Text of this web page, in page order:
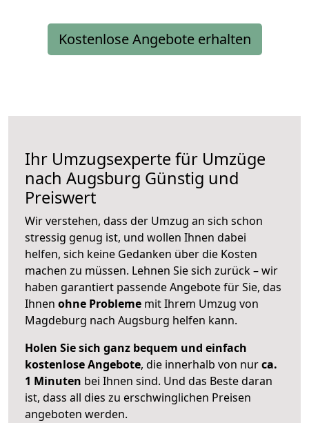
Kostenlose Angebote erhalten
Ihr Umzugsexperte für Umzüge
nach Augsburg Günstig und
Preiswert
Wir verstehen, dass der Umzug an sich schon
stressig genug ist, und wollen Ihnen dabei
helfen, sich keine Gedanken über die Kosten
machen zu müssen. Lehnen Sie sich zurück – wir
haben garantiert passende Angebote für Sie, das
Ihnen ohne Probleme mit Ihrem Umzug von
Magdeburg nach Augsburg helfen kann.
Holen Sie sich ganz bequem und einfach
kostenlose Angebote, die innerhalb von nurca.
1 Minuten bei Ihnen sind. Und das Beste daran
ist, dass all dies zu erschwinglichen Preisen
angeboten werden.